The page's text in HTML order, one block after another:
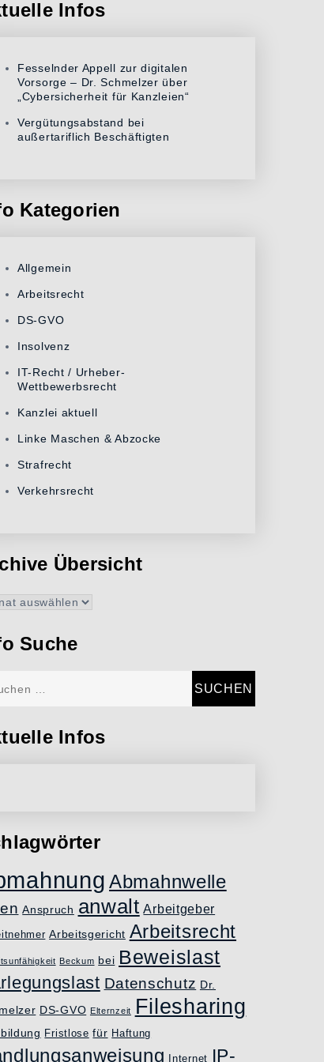
Infos
Fesselnder Appell zur digitalen
Vorsorge – Dr. Schmelzer über
„Cybersicherheit für Kanzleien“
Vergütungsabstand bei
außertariflich Beschäftigten
Kategorien
Allgemein
Arbeitsrecht
DS-GVO
Insolvenz
IT-Recht / Urheber-
Wettbewerbsrecht
Kanzlei aktuell
Linke Maschen & Abzocke
Strafrecht
Verkehrsrecht
Übersicht
Suche
Infos
Abmahnwelle
Anspruch anwalt Arbeitgeber
Arbeitsgericht Arbeitsrecht
Beckum bei Beweislast
Datenschutz Dr.
DS-GVO Elternzeit Filesharing
Fristlose für Haftung
Internet IP-